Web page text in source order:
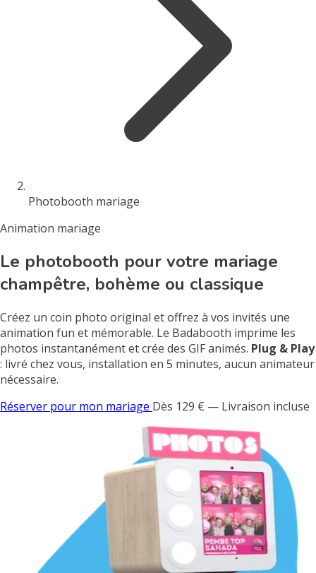
Photobooth mariage
Animation mariage
Le photobooth pour votre mariage
champêtre, bohème ou classique
Créez un coin photo original et offrez à vos invités une
animation fun et mémorable. Le Badabooth imprime les
photos instantanément et crée des GIF animés. Plug & Play
: livré chez vous, installation en 5 minutes, aucun animateur
nécessaire.
Réserver pour mon mariage Dès 129 € — Livraison incluse